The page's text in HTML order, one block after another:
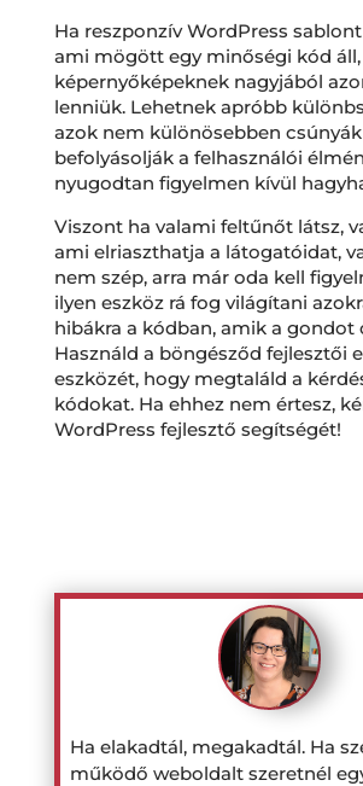
Ha reszponzív WordPress
ami mögött egy minőségi kód
képernyőképeknek nagyjából
lenniük. Lehetnek apróbb
azok nem különösebben
befolyásolják a felhasználói
nyugodtan figyelmen kívül
Viszont ha valami feltűnőt látsz,
ami elriaszthatja a látogatóidat,
nem szép, arra már oda kell
ilyen eszköz rá fog világítani
hibákra a kódban, amik a gondot
Használd a böngésződ fejlesztői
eszközét, hogy megtaláld a
kódokat. Ha ehhez nem értesz,
WordPress fejlesztő segítségét!
Ha elakadtál, megakadtál. Ha
működő weboldalt szeretnél